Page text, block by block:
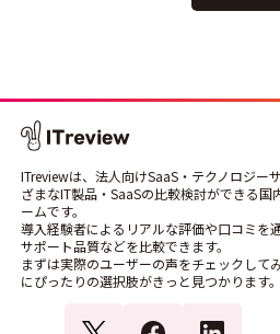
ITreviewは、法人向けSaaS・テクノロジー
ざまなIT製品・SaaSの比較検討ができる
ームです。
導入経験者によるリアルな評価や口コミを
サポート品質などを比較できます。
まずは実際のユーザーの声をチェックして
にぴったりの選択肢がきっと見つかります。